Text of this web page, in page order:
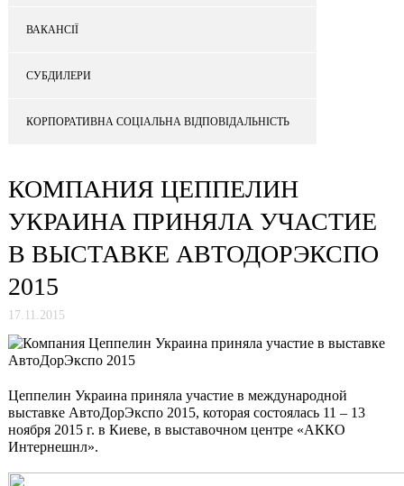
ВАКАНСІЇ
СУБДИЛЕРИ
КОРПОРАТИВНА СОЦІАЛЬНА ВІДПОВІДАЛЬНІСТЬ
КОМПАНИЯ ЦЕППЕЛИН
УКРАИНА ПРИНЯЛА УЧАСТИЕ
В ВЫСТАВКЕ АВТОДОРЭКСПО
2015
17.11.2015
Цеппелин Украина приняла участие в международной
выставке АвтоДорЭкспо 2015, которая состоялась 11 – 13
ноября 2015 г. в Киеве, в выставочном центре «АККО
Интернешнл».